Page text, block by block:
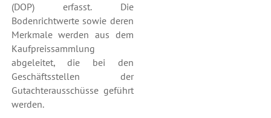
(DOP) erfasst. Die
Bodenrichtwerte sowie deren
Merkmale werden aus dem
Kaufpreissammlung
abgeleitet, die bei den
Geschäftsstellen der
Gutachterausschüsse geführt
werden.